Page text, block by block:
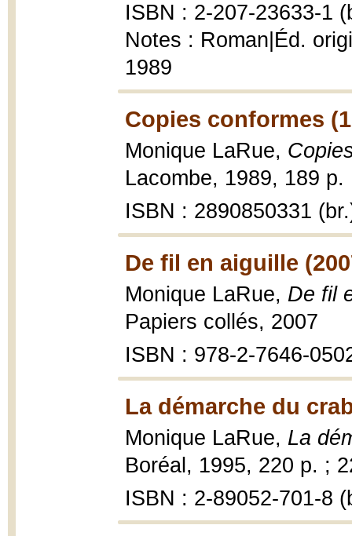
ISBN : 2-207-23633-1
Notes : Roman|Éd.
1989
Copies conformes
Monique LaRue,
Lacombe, 1989, 189 p.
ISBN : 2890850331
De fil en aiguille
Monique LaRue, De fil
Papiers collés, 2007
ISBN : 978-2-7646-
La démarche du
Monique LaRue, La
Boréal, 1995, 220 p. ;
ISBN : 2-89052-701-8